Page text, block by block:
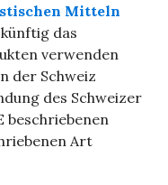
Mitteln
das
verwenden
der Schweiz
des Schweizer
beschriebenen
Art